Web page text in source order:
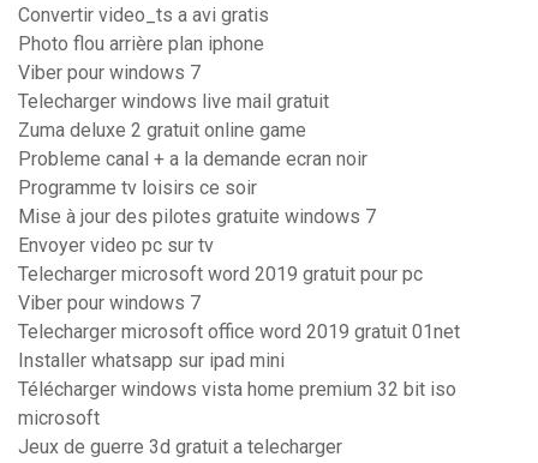
Convertir video_ts a avi gratis
Photo flou arrière plan iphone
Viber pour windows 7
Telecharger windows live mail gratuit
Zuma deluxe 2 gratuit online game
Probleme canal + a la demande ecran noir
Programme tv loisirs ce soir
Mise à jour des pilotes gratuite windows 7
Envoyer video pc sur tv
Telecharger microsoft word 2019 gratuit pour pc
Viber pour windows 7
Telecharger microsoft office word 2019 gratuit 01net
Installer whatsapp sur ipad mini
Télécharger windows vista home premium 32 bit iso
microsoft
Jeux de guerre 3d gratuit a telecharger